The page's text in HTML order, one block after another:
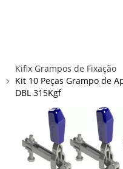
FUSOS RÁPIDOS
GRAMPOS C E SARGENTOS
GRAMPOS COMPRESSORES
Kifix Grampos de Fixação
Kit 10 Peças Grampo de
DBL 315Kgf